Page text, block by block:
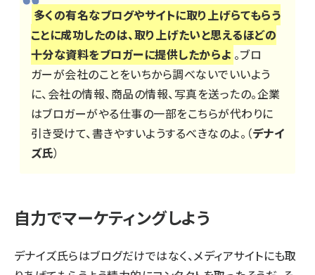
多くの有名なブログやサイトに取り上げらてもらう
ことに成功したのは、取り上げたいと思えるほどの
十分な資料をブロガーに提供したからよ 。ブロ
ガーが会社のことをいちから調べないでいいよう
に、会社の情報、商品の情報、写真を送ったの。企業
はブロガーがやる仕事の一部をこちらが代わりに
引き受けて、書きやすいようするべきなのよ。（デナイ
ズ氏）
自力でマーケティングしよう
デナイズ氏らはブログだけではなく、メディアサイトにも取